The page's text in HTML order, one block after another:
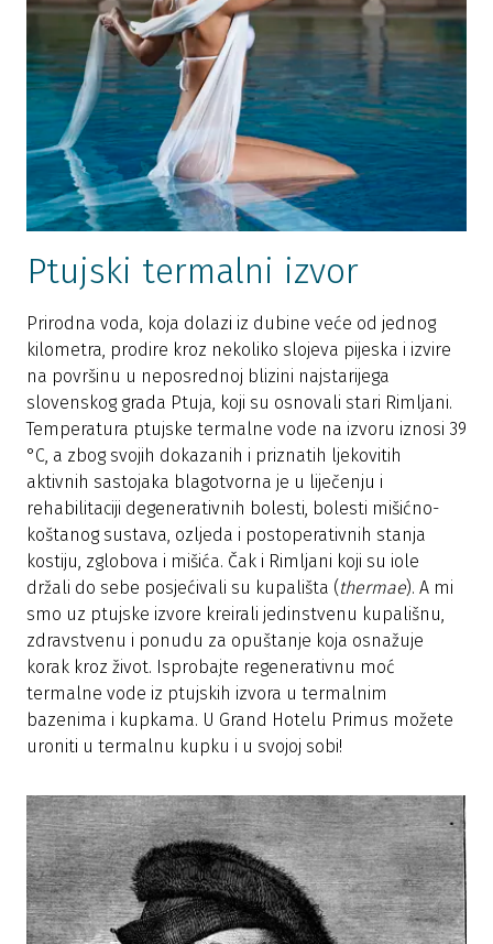
Ptujski termalni izvor
Prirodna voda, koja dolazi iz dubine veće od jednog
kilometra, prodire kroz nekoliko slojeva pijeska i izvire
na površinu u neposrednoj blizini najstarijega
slovenskog grada Ptuja, koji su osnovali stari Rimljani.
Temperatura ptujske termalne vode na izvoru iznosi 39
°C, a zbog svojih dokazanih i priznatih ljekovitih
aktivnih sastojaka blagotvorna je u liječenju i
rehabilitaciji degenerativnih bolesti, bolesti mišićno-
koštanog sustava, ozljeda i postoperativnih stanja
kostiju, zglobova i mišića. Čak i Rimljani koji su iole
držali do sebe posjećivali su kupališta (thermae). A mi
smo uz ptujske izvore kreirali jedinstvenu kupališnu,
zdravstvenu i ponudu za opuštanje koja osnažuje
korak kroz život. Isprobajte regenerativnu moć
termalne vode iz ptujskih izvora u termalnim
bazenima i kupkama. U Grand Hotelu Primus možete
uroniti u termalnu kupku i u svojoj sobi!